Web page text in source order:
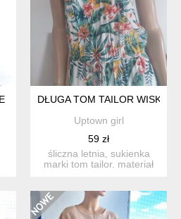
DŁUGA TOM TAILOR WISKOZA
Uptown girl
59 zł
śliczna letnia, sukienka
marki tom tailor. materiał